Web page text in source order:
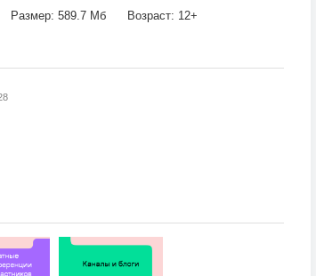
Размер: 589.7 Мб Возраст: 12+